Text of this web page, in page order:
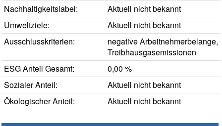
Nachhaltigkeitslabel:
Aktuell nicht bekannt
Umweltziele:
Aktuell nicht bekannt
Ausschlusskriterien:
negative Arbeitnehmerbelange,
Treibhausgasemissionen
ESG Anteil Gesamt:
0,00 %
Sozialer Anteil:
Aktuell nicht bekannt
Ökologischer Anteil:
Aktuell nicht bekannt